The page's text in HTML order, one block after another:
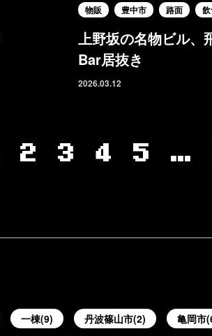
物販 豊中市 路面
上野坂の名物ビル、
Bar居抜き
2026.03.12
2 3 4 5 ...
一棟(9) 丹波篠山市(2) 亀岡市